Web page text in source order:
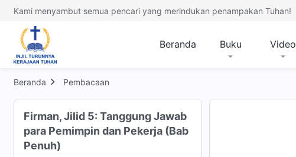
Kami menyambut semua pencari yang merindukan penampakan Tuhan!
Beranda Buku Video
Beranda Pembacaan
Firman, Jilid 5: Tanggung Jawab
para Pemimpin dan Pekerja (Bab
Penuh)
Tanggung Jawab Para Pemimpin dan
Pekerja (15)
Tanggung Jawab Para Pemimpin dan
Pekerja (15)
Tanggung Jawab Para Pemimpin dan
Pekerja (16)